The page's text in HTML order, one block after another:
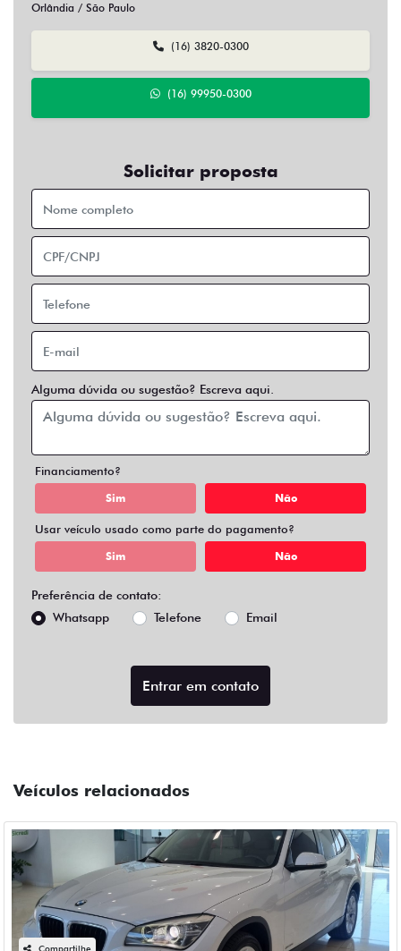
Orlândia / São Paulo
(16) 3820-0300
(16) 99950-0300
Solicitar proposta
Alguma dúvida ou sugestão? Escreva aqui.
Financiamento?
Sim Não
Usar veículo usado como parte do pagamento?
Sim Não
Preferência de contato:
Whatsapp
Telefone Email
Entrar em contato
Veículos relacionados
Compartilhe